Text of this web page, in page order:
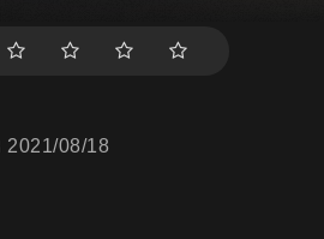
2021/08/18